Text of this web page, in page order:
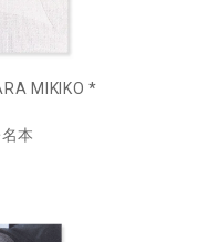
MIKIKO *
本